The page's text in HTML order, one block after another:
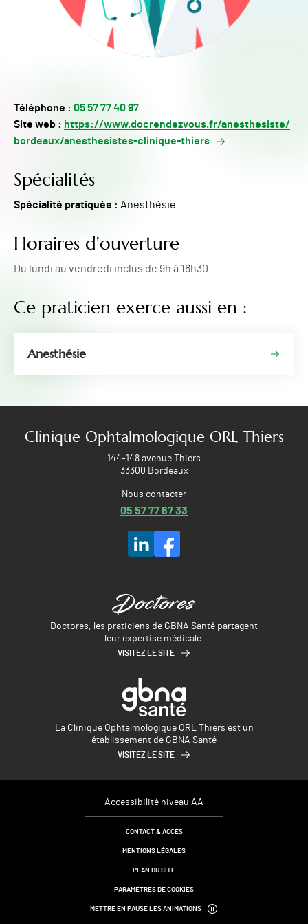
Téléphone : 05 57 77 40 97
Site web : https://www.docrendezvous.fr/anesthesiste/
bordeaux/anesthesistes-clinique-thiers
Spécialités
Spécialité pratiquée : Anesthésie
Horaires d'ouverture
Du lundi au vendredi inclus de 9h à 18h30
Ce praticien exerce aussi en :
Anesthésie
Clinique Ophtalmologique ORL Thiers
144-148 avenue Thiers
33300 Bordeaux
Nous contacter
05 57 77 67 33
Doctores, les praticiens de GBNA Santé partagent
leur expertise médicale.
VISITEZ LE SITE
La Clinique Ophtalmologique ORL Thiers est un
établissement de GBNA Santé
VISITEZ LE SITE
Accessibilité niveau AA
CONTACT & ACCÈS
MENTIONS LÉGALES
PLAN DU SITE
PARAMÈTRES DE COOKIES
METTRE EN PAUSE LES ANIMATIONS